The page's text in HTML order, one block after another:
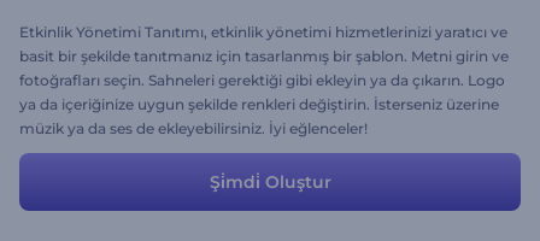
Etkinlik Yönetimi Tanıtımı, etkinlik yönetimi hizmetlerinizi yaratıcı ve
basit bir şekilde tanıtmanız için tasarlanmış bir şablon. Metni girin ve
fotoğrafları seçin. Sahneleri gerektiği gibi ekleyin ya da çıkarın. Logo
ya da içeriğinize uygun şekilde renkleri değiştirin. İsterseniz üzerine
müzik ya da ses de ekleyebilirsiniz. İyi eğlenceler!
Şi̇mdi̇ Oluştur